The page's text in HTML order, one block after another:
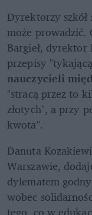
Dyrektorzy
może prowadzić.
Bargieł,
przepisy
nauczycieli
"stracą przez to
złotych", a przy
kwota".
Danuta
Warszawie,
dylematem
wobec